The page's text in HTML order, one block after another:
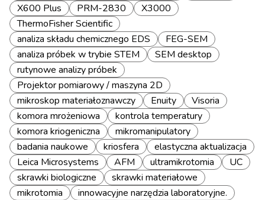
X600 Plus
PRM-2830
X3000
ThermoFisher Scientific
analiza składu chemicznego EDS
FEG-SEM
analiza próbek w trybie STEM
SEM desktop
rutynowe analizy próbek
Projektor pomiarowy / maszyna 2D
mikroskop materiałoznawczy
Enuity
Visoria
komora mrożeniowa
kontrola temperatury
komora kriogeniczna
mikromanipulatory
badania naukowe
kriosfera
elastyczna aktualizacja
Leica Microsystems
AFM ultramikrotomia
UC
skrawki biologiczne
skrawki materiałowe
mikrotomia
innowacyjne narzędzia laboratoryjne.